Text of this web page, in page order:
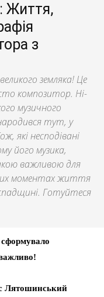
Життя,
з
земляка! Це
композитор. Ні-
музичного
тут, у
які несподівані
його музика,
важливою для
моментах життя
Готуйтеся
сформувало
Лятошинський